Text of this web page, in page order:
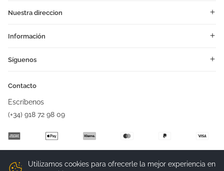
Nuestra direccion
Contacto
Escríbenos
(+34) 918 72 98 09
Información
Síguenos
Aviso legalUtilizamos cookies para ofrecerle la mejor experiencia en